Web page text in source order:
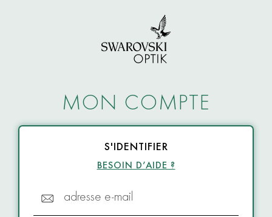
MON COMPTE
S'IDENTIFIER
BESOIN D’AIDE ?
adresse e-mail